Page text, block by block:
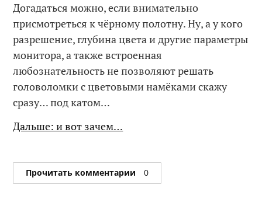
Догадаться можно, если внимательно
присмотреться к чёрному полотну. Ну, а у кого
разрешение, глубина цвета и другие параметры
монитора, а также встроенная
любознательность не позволяют решать
головоломки с цветовыми намёками скажу
сразу… под катом…
Дальше: и вот зачем…
Прочитать комментарии 0